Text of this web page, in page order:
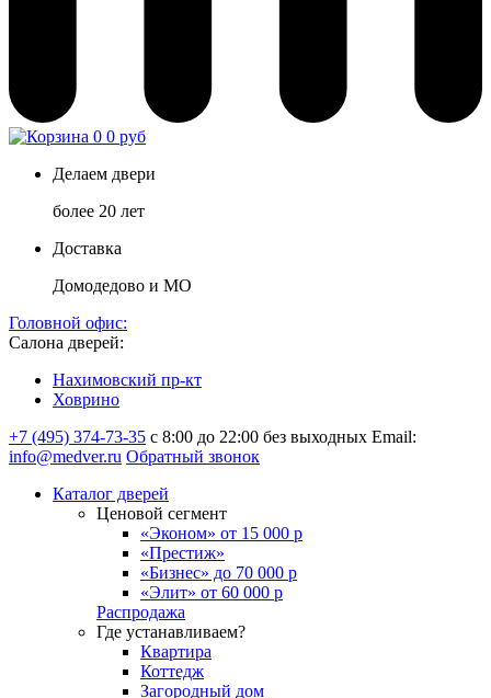
0 0 руб
Делаем двери
более 20 лет
Доставка
Домодедово и МО
Головной офис:
Салона дверей:
Нахимовский пр-кт
Ховрино
+7 (495) 374-73-35 с 8:00 до 22:00 без выходных Email:
info@medver.ru Обратный звонок
Каталог дверей
Ценовой сегмент
«Эконом» от 15 000 р
«Престиж»
«Бизнес» до 70 000 р
«Элит» от 60 000 р
Распродажа
Где устанавливаем?
Квартира
Коттедж
Загородный дом